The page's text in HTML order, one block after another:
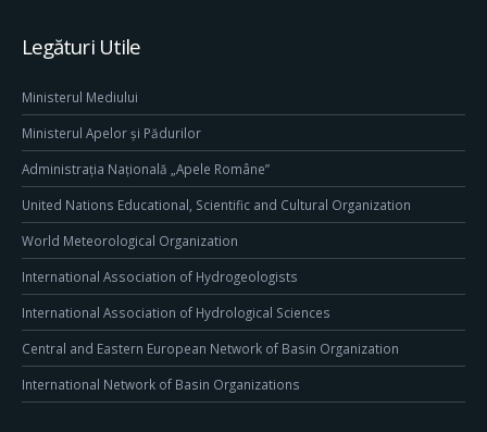
Legături Utile
Ministerul Mediului
Ministerul Apelor și Pădurilor
Administrația Națională „Apele Române”
United Nations Educational, Scientific and Cultural Organization
World Meteorological Organization
International Association of Hydrogeologists
International Association of Hydrological Sciences
Central and Eastern European Network of Basin Organization
International Network of Basin Organizations